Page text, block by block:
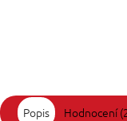
Popis Hodnocení